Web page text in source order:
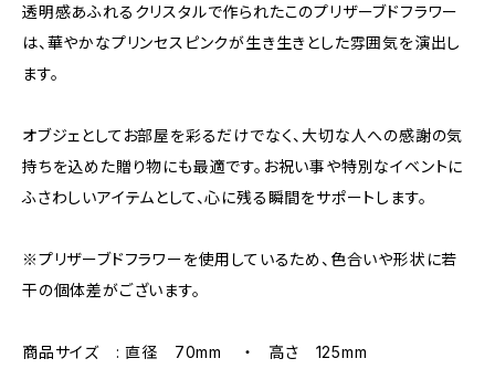
透明感あふれるクリスタルで作られたこのプリザーブドフラワー
は、華やかなプリンセスピンクが生き生きとした雰囲気を演出し
ます。
オブジェとしてお部屋を彩るだけでなく、大切な人への感謝の気
持ちを込めた贈り物にも最適です。お祝い事や特別なイベントに
ふさわしいアイテムとして、心に残る瞬間をサポートします。
※プリザーブドフラワーを使用しているため、色合いや形状に若
干の個体差がございます。
商品サイズ : 直径 70mm ・ 高さ 125mm